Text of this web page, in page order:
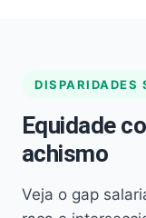
DISPARIDADES
Equidade
achismo
Veja o gap